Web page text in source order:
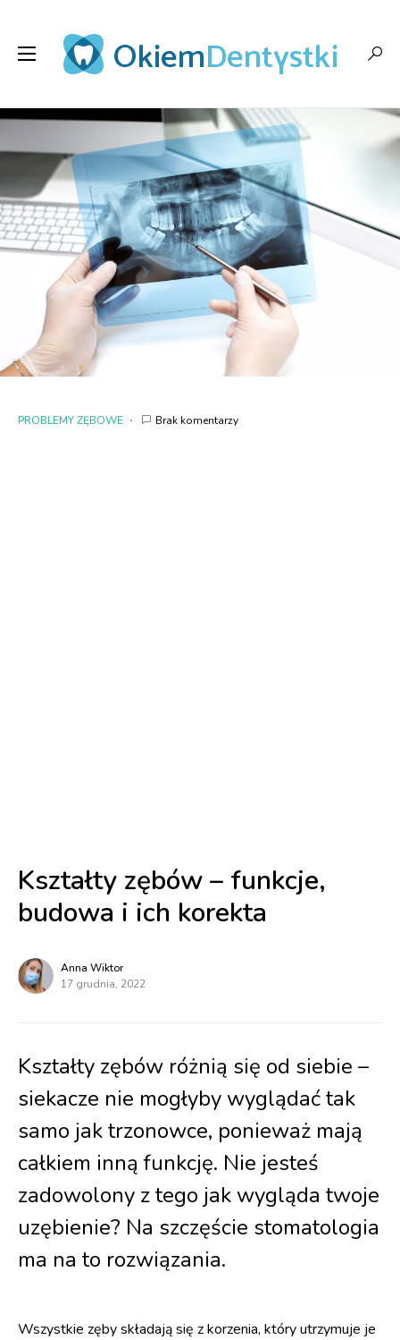
PROBLEMY ZĘBOWE Brak komentarzy
Kształty zębów – funkcje,
budowa i ich korekta
Anna Wiktor
17 grudnia, 2022
Kształty zębów różnią się od siebie –
siekacze nie mogłyby wyglądać tak
samo jak trzonowce, ponieważ mają
całkiem inną funkcję. Nie jesteś
zadowolony z tego jak wygląda twoje
uzębienie? Na szczęście stomatologia
ma na to rozwiązania.
Wszystkie zęby składają się z korzenia, który utrzymuje je